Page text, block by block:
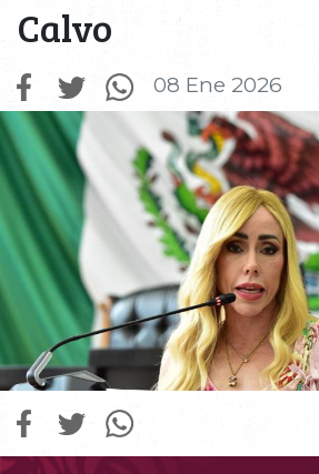
Calvo
08 Ene 2026